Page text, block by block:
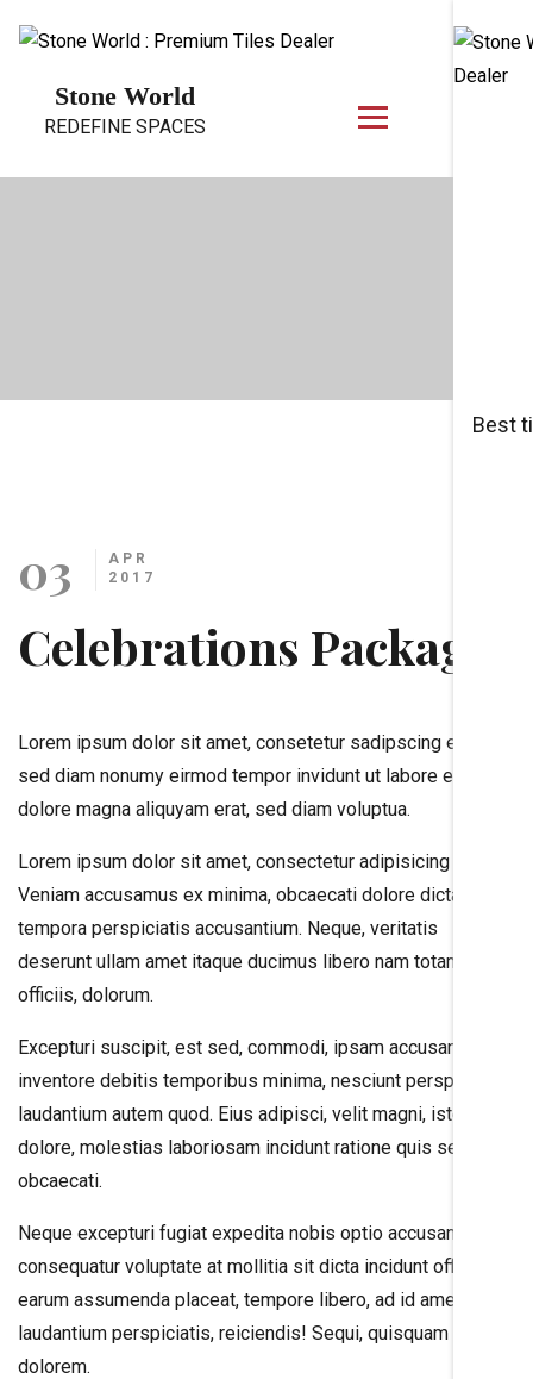
03
APR
2017
Celebrations Package
Lorem ipsum dolor sit amet, consetetur sadipscing elitr,
sed diam nonumy eirmod tempor invidunt ut labore et
dolore magna aliquyam erat, sed diam voluptua.
Lorem ipsum dolor sit amet, consectetur adipisicing elit.
Veniam accusamus ex minima, obcaecati dolore dicta,
tempora perspiciatis accusantium. Neque, veritatis
deserunt ullam amet itaque ducimus libero nam totam
officiis, dolorum.
Excepturi suscipit, est sed, commodi, ipsam accusantium
inventore debitis temporibus minima, nesciunt perspiciatis
laudantium autem quod. Eius adipisci, velit magni, iste a
dolore, molestias laboriosam incidunt ratione quis sequi
obcaecati.
Neque excepturi fugiat expedita nobis optio accusantium
consequatur voluptate at mollitia sit dicta incidunt officia
earum assumenda placeat, tempore libero, ad id amet
laudantium perspiciatis, reiciendis! Sequi, quisquam iure
dolorem.
Stone World
REDEFINE SPACES
Best